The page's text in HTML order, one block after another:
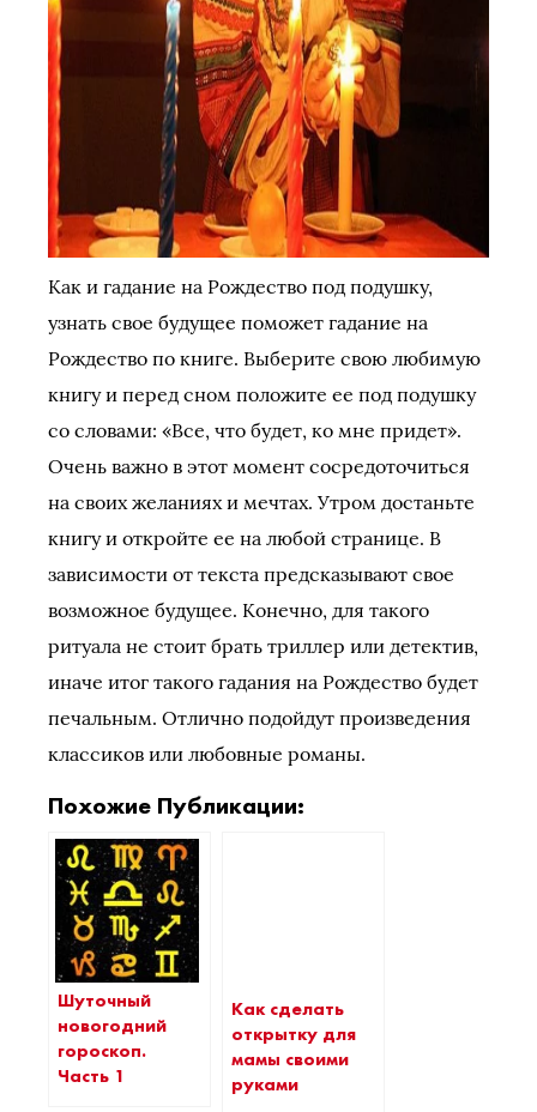
Как и гадание на Рождество под подушку,
узнать свое будущее поможет гадание на
Рождество по книге. Выберите свою любимую
книгу и перед сном положите ее под подушку
со словами: «Все, что будет, ко мне придет».
Очень важно в этот момент сосредоточиться
на своих желаниях и мечтах. Утром достаньте
книгу и откройте ее на любой странице. В
зависимости от текста предсказывают свое
возможное будущее. Конечно, для такого
ритуала не стоит брать триллер или детектив,
иначе итог такого гадания на Рождество будет
печальным. Отлично подойдут произведения
классиков или любовные романы.
Похожие Публикации:
Шуточный
новогодний
гороскоп.
Часть 1
Как сделать
открытку для
мамы своими
руками